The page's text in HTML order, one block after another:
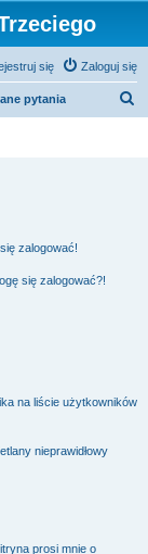
Zaloguj się
się
pytania
zalogować!
się zalogować?!
na liście użytkowników
nieprawidłowy
prosi mnie o